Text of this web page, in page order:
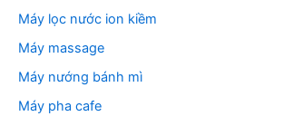
Máy lọc nước ion kiềm
Máy massage
Máy nướng bánh mì
Máy pha cafe